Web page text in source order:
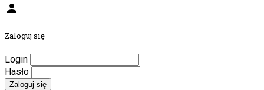
person
Zaloguj się
Login
Hasło
Zaloguj się